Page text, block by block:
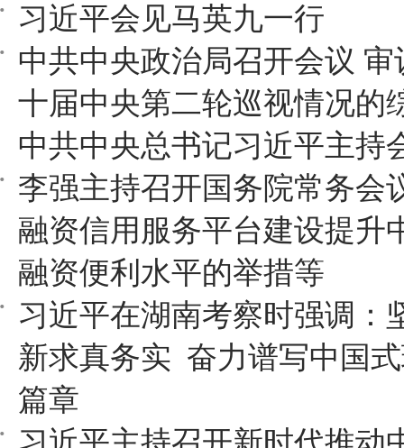
习近平会见马英九一行
中共中央政治局召开会议
十届中央第二轮巡视情况的
中共中央总书记习近平主持
李强主持召开国务院常务会
融资信用服务平台建设提升
融资便利水平的举措等
习近平在湖南考察时强调：
新求真务实 奋力谱写中国
篇章